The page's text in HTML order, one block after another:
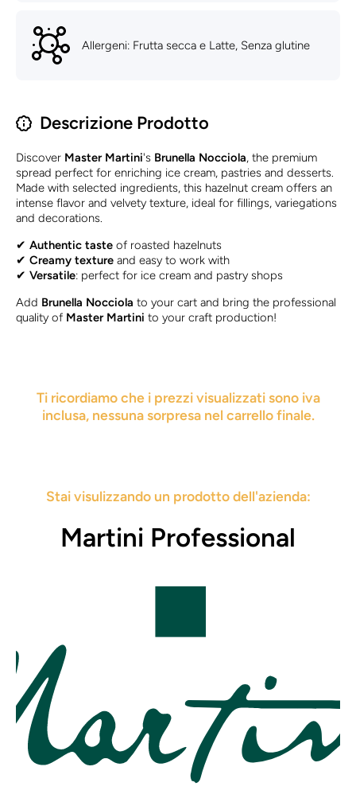
Allergeni: Frutta secca e Latte, Senza glutine
Descrizione Prodotto
Discover Master Martini's Brunella Nocciola, the premium
spread perfect for enriching ice cream, pastries and desserts.
Made with selected ingredients, this hazelnut cream offers an
intense flavor and velvety texture, ideal for fillings, variegations
and decorations.
✔ Authentic taste of roasted hazelnuts
✔ Creamy texture and easy to work with
✔ Versatile: perfect for ice cream and pastry shops
Add Brunella Nocciola to your cart and bring the professional
quality of Master Martini to your craft production!
Ti ricordiamo che i prezzi visualizzati sono iva
inclusa, nessuna sorpresa nel carrello finale.
Stai visulizzando un prodotto dell'azienda:
Martini Professional